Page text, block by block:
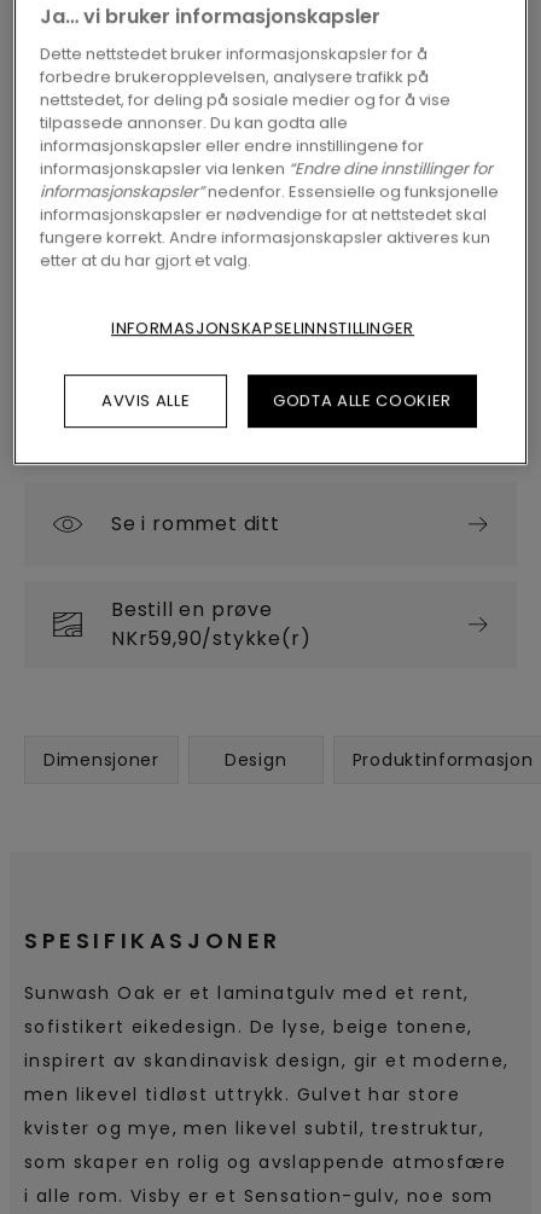
Tilgjengelig i
FINN EN FORHANDLER NÆR DEG
Vil du se dette gulvet i virkeligheten? Har du
fremdeles spørsmål? Ikke noe problem! Du
finner alltid en Pergo-forhandler nær deg.
SØK
Se i rommet ditt
Bestill en prøve
NKr59,90/stykke(r)
Dimensjoner Design Produktinformasjon
SPESIFIKASJONER
Sunwash Oak er et laminatgulv med et rent,
sofistikert eikedesign. De lyse, beige tonene,
inspirert av skandinavisk design, gir et moderne,
men likevel tidløst uttrykk. Gulvet har store
kvister og mye, men likevel subtil, trestruktur,
som skaper en rolig og avslappende atmosfære
i alle rom. Visby er et Sensation-gulv, noe som
Ja… vi bruker informasjonskapsler
Dette nettstedet bruker informasjonskapsler for å
forbedre brukeropplevelsen, analysere trafikk på
nettstedet, for deling på sosiale medier og for å vise
tilpassede annonser. Du kan godta alle
informasjonskapsler eller endre innstillingene for
informasjonskapsler via lenken “Endre dine innstillinger for
informasjonskapsler”nedenfor. Essensielle og funksjonelle
informasjonskapsler er nødvendige for at nettstedet skal
fungere korrekt. Andre informasjonskapsler aktiveres kun
etter at du har gjort et valg.
INFORMASJONSKAPSELINNSTILLINGER
AVVIS ALLE GODTA ALLE COOKIER